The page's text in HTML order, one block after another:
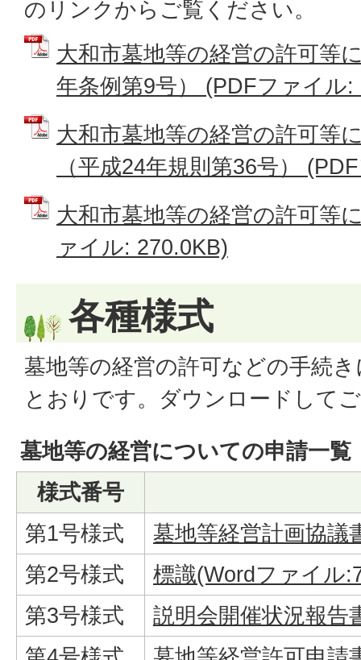
のリンクからご覧ください。
大和市墓地等の経営の許可等
年条例第9号） (PDFファイル:
大和市墓地等の経営の許可等
（平成24年規則第36号）
大和市墓地等の経営の許可等
ァイル: 270.0KB)
各種様式
墓地等の経営の許可などの手続
とおりです。ダウンロードして
墓地等の経営についての申請一覧
様式番号
第1号様式
墓地等経営計画協議
第2号様式
標識(Wordファイル
第3号様式
説明会開催状況報告